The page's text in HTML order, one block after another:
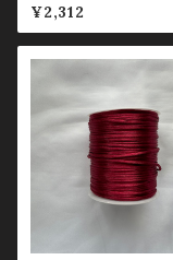
¥2,312